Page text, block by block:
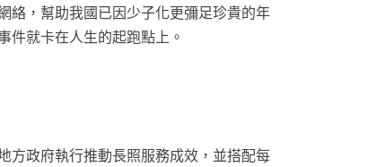
絡，幫助我國已因少子化更彌足珍貴的年
件就卡在人生的起跑點上。
方政府執行推動長照服務成效，並搭配每